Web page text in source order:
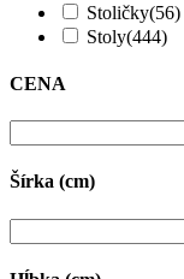
Stoličky(56)
Stoly(444)
CENA
Šírka (cm)